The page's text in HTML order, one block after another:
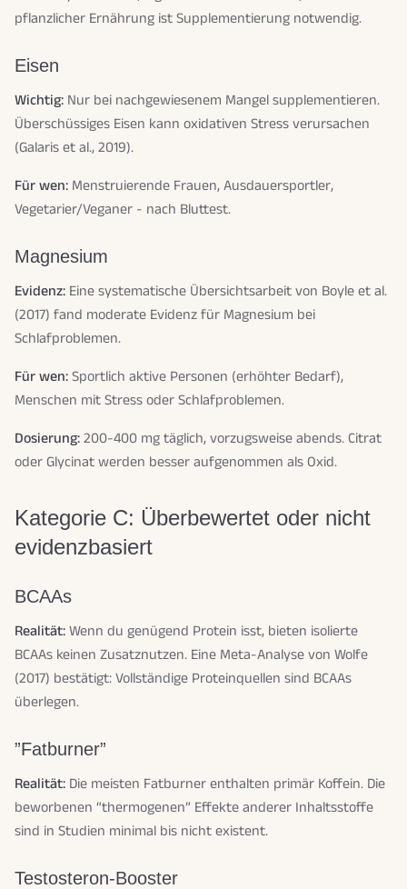
pflanzlicher Ernährung ist Supplementierung notwendig.
Eisen
Wichtig: Nur bei nachgewiesenem Mangel supplementieren.
Überschüssiges Eisen kann oxidativen Stress verursachen
(Galaris et al., 2019).
Für wen: Menstruierende Frauen, Ausdauersportler,
Vegetarier/Veganer - nach Bluttest.
Magnesium
Evidenz: Eine systematische Übersichtsarbeit von Boyle et al.
(2017) fand moderate Evidenz für Magnesium bei
Schlafproblemen.
Für wen:Sportlich aktive Personen (erhöhter Bedarf),
Menschen mit Stress oder Schlafproblemen.
Dosierung:200-400 mg täglich, vorzugsweise abends. Citrat
oder Glycinat werden besser aufgenommen als Oxid.
Kategorie C: Überbewertet oder nicht
evidenzbasiert
BCAAs
Realität:Wenn du genügend Protein isst, bieten isolierte
BCAAs keinen Zusatznutzen. Eine Meta-Analyse von Wolfe
(2017) bestätigt: Vollständige Proteinquellen sind BCAAs
überlegen.
”Fatburner”
Realität: Die meisten Fatburner enthalten primär Koffein. Die
beworbenen “thermogenen” Effekte anderer Inhaltsstoffe
sind in Studien minimal bis nicht existent.
Testosteron-Booster